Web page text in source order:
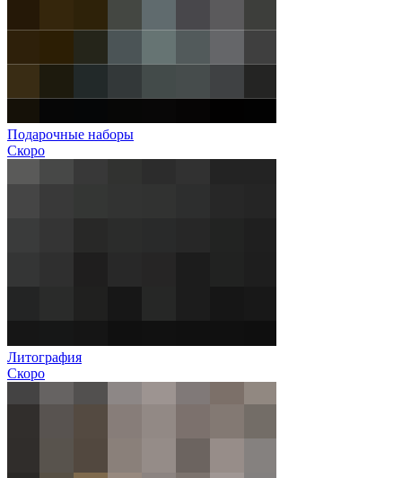
Подарочные наборы
Скоро
Литография
Скоро